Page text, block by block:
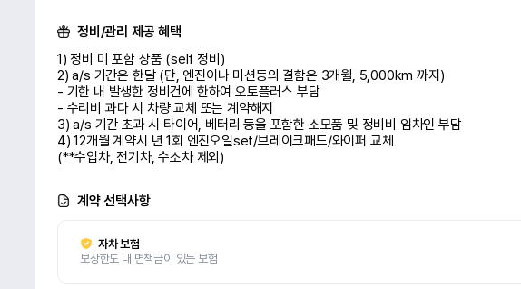
정비/관리 제공 혜택
1) 정비 미 포함 상품 (self 정비)
2) a/s 기간은 한달 (단, 엔진이나 미션등의 결함은 3개월, 5,000km 까지)
- 기한 내 발생한 정비건에 한하여 오토플러스 부담
- 수리비 과다 시 차량 교체 또는 계약해지
3) a/s 기간 초과 시 타이어, 베터리 등을 포함한 소모품 및 정비비 임차인 부담
4) 12개월 계약시 년 1회 엔진오일set/브레이크패드/와이퍼 교체
(**수입차, 전기차, 수소차 제외)
계약 선택사항
자차 보험
보상한도 내 면책금이 있는 보험